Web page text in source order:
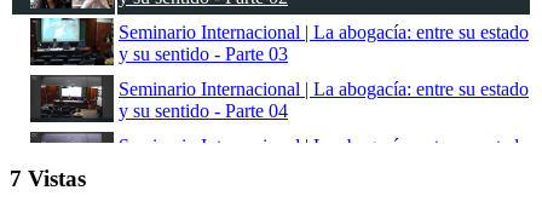
Seminario Internacional | La abogacía: entre su estado
y su sentido - Parte 03
Seminario Internacional | La abogacía: entre su estado
y su sentido - Parte 04
Seminario Internacional | La abogacía: entre su estado
7 Vistas